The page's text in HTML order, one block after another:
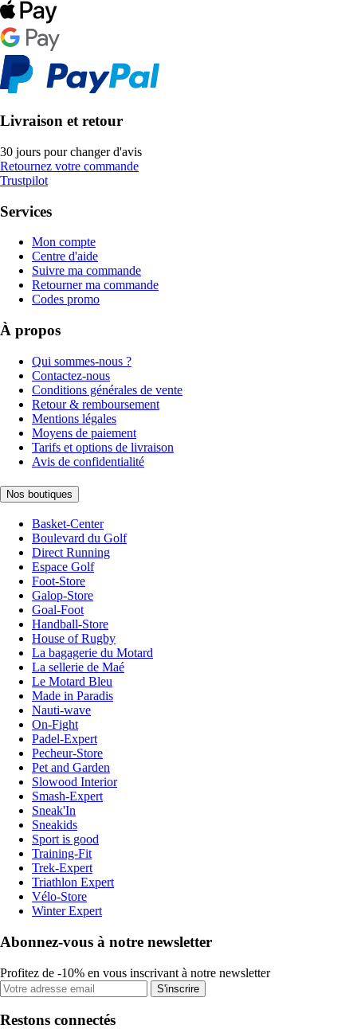
Livraison et retour
30 jours pour changer d'avis
Retournez votre commande
Trustpilot
Services
Mon compte
Centre d'aide
Suivre ma commande
Retourner ma commande
Codes promo
À propos
Qui sommes-nous ?
Contactez-nous
Conditions générales de vente
Retour & remboursement
Mentions légales
Moyens de paiement
Tarifs et options de livraison
Avis de confidentialité
Nos boutiques
Basket-Center
Boulevard du Golf
Direct Running
Espace Golf
Foot-Store
Galop-Store
Goal-Foot
Handball-Store
House of Rugby
La bagagerie du Motard
La sellerie de Maé
Le Motard Bleu
Made in Paradis
Nauti-wave
On-Fight
Padel-Expert
Pecheur-Store
Pet and Garden
Slowood Interior
Smash-Expert
Sneak'In
Sneakids
Sport is good
Training-Fit
Trek-Expert
Triathlon Expert
Vélo-Store
Winter Expert
Abonnez-vous à notre newsletter
Profitez de -10% en vous inscrivant à notre newsletter
S'inscrire
Restons connectés